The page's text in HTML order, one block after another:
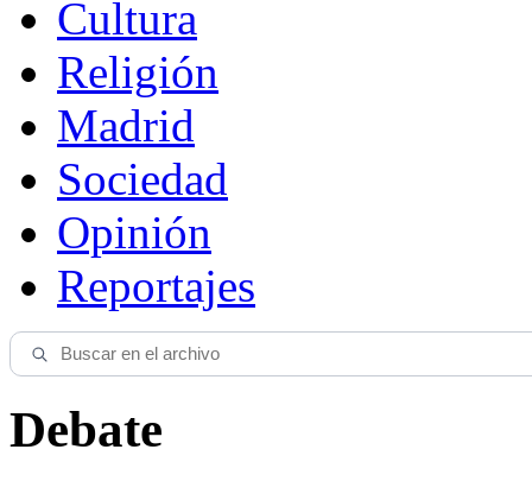
Cultura
Religión
Madrid
Sociedad
Opinión
Reportajes
Debate